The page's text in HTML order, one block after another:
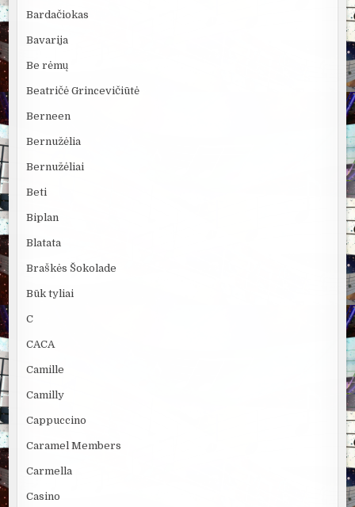
Bardačiokas
Bavarija
Be rėmų
Beatričė Grincevičiūtė
Berneen
Bernužėlia
Bernužėliai
Beti
Biplan
Blatata
Braškės Šokolade
Būk tyliai
C
CACA
Camille
Camilly
Cappuccino
Caramel Members
Carmella
Casino